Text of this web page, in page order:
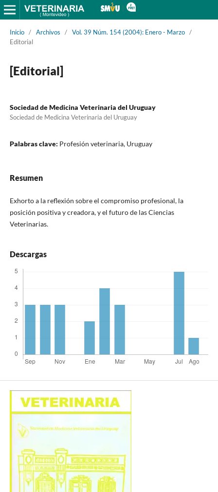
Inicio / Archivos / Vol. 39 Núm. 154 (2004): Enero - Marzo /
Editorial
[Editorial]
Sociedad de Medicina Veterinaria del Uruguay
Sociedad de Medicina Veterinaria del Uruguay
Palabras clave: Profesión veterinaria, Uruguay
Resumen
Exhorto a la reflexión sobre el compromiso profesional, la
posición positiva y creadora, y el futuro de las Ciencias
Veterinarias.
Descargas